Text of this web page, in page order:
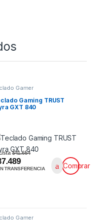
Gamer
Gaming TRUST
GXT 840
$41.654
TRANSFERENCIA Comprar
Gamer